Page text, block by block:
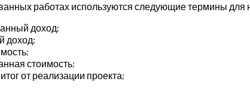
работах используются следующие термины для
доход;
доход;
стоимость;
от реализации проекта;